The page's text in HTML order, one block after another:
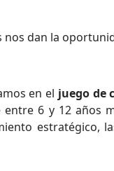
nos dan la
en el juego de
6 y 12 años
estratégico,